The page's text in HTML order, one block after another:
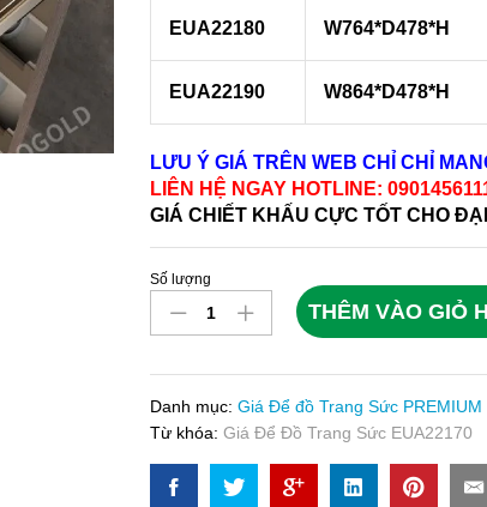
EUA22180 W764*D478*H
EUA22190 W864*D478*H
LƯU Ý GIÁ TRÊN WEB CHỈ CHỈ
LIÊN HỆ NGAY HOTLINE:
GIÁ CHIẾT KHẤU CỰC TỐT CHO
Giá
Đồ
EUA22170
quantity
Số lượng
THÊM VÀO GIỎ
Danh mục: Giá Để đồ Trang Sức PREMIUM
Từ khóa: Giá Để Đồ Trang Sức EUA22170